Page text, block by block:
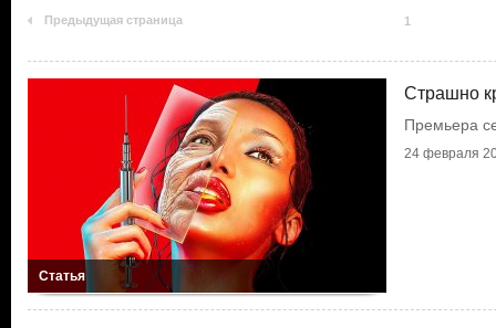
Предыдущая страница 1
Статья
Страшно
Премьера
24 февраля